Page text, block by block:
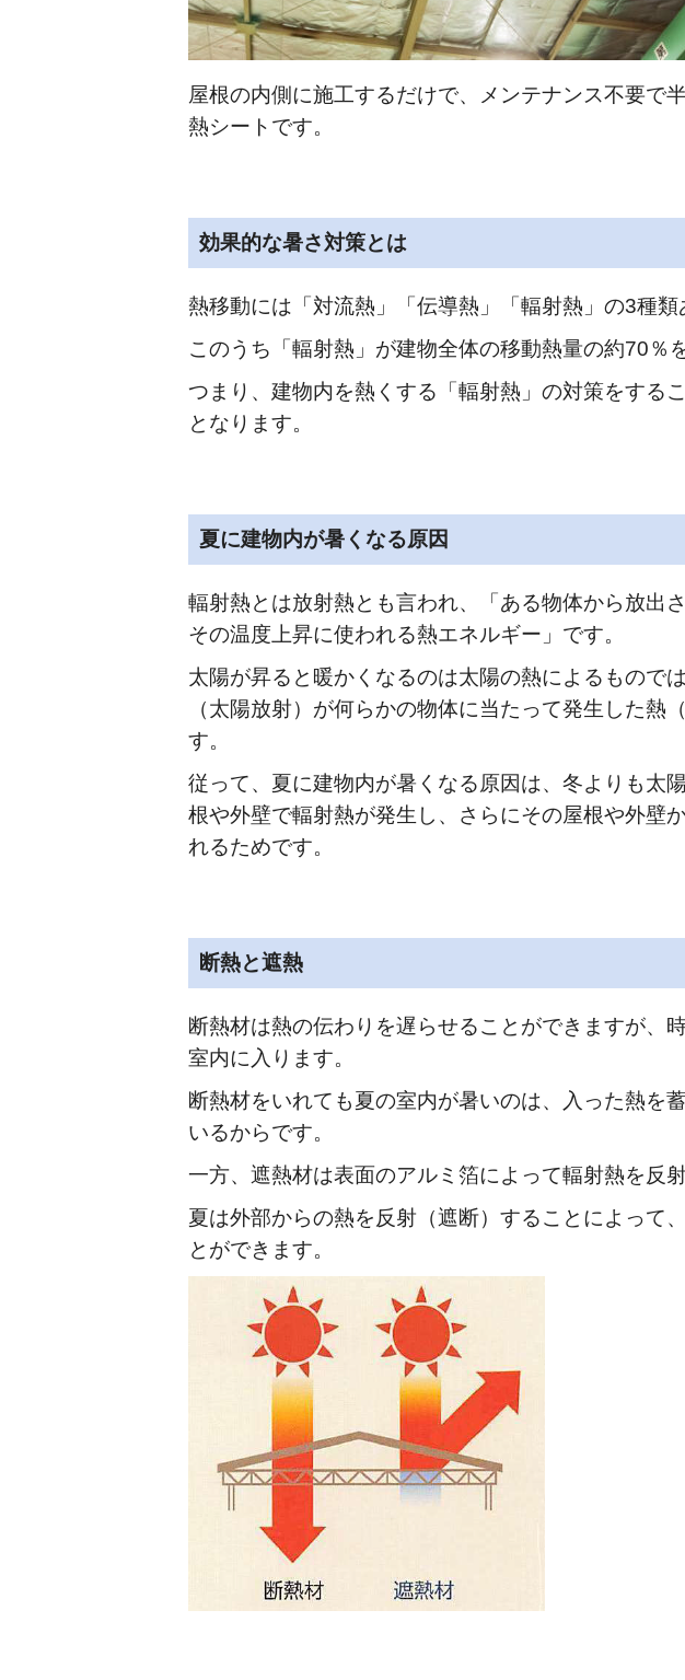
屋根の内側に施工するだけで、メンテナンス不要で
熱シートです。
効果的な暑さ対策とは
熱移動には「対流熱」「伝導熱」「輻射熱」の3種類
このうち「輻射熱」が建物全体の移動熱量の約70％
つまり、建物内を熱くする「輻射熱」の対策をする
となります。
夏に建物内が暑くなる原因
輻射熱とは放射熱とも言われ、「ある物体から放出
その温度上昇に使われる熱エネルギー」です。
太陽が昇ると暖かくなるのは太陽の熱によるもので
（太陽放射）が何らかの物体に当たって発生した熱
す。
従って、夏に建物内が暑くなる原因は、冬よりも太
根や外壁で輻射熱が発生し、さらにその屋根や外壁
れるためです。
断熱と遮熱
断熱材は熱の伝わりを遅らせることができますが、
室内に入ります。
断熱材をいれても夏の室内が暑いのは、入った熱を
いるからです。
一方、遮熱材は表面のアルミ箔によって輻射熱を反
夏は外部からの熱を反射（遮断）することによって
とができます。